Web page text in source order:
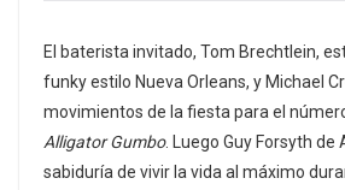
El baterista invitado, Tom Brechtlein,
funky estilo Nueva Orleans, y Michael
movimientos de la fiesta para el
Alligator Gumbo. Luego Guy Forsyth de
sabiduría de vivir la vida al máximo